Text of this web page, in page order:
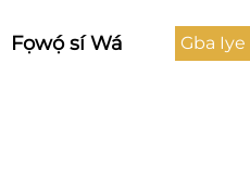
Fọwọ́ sí Wá Gba Iye